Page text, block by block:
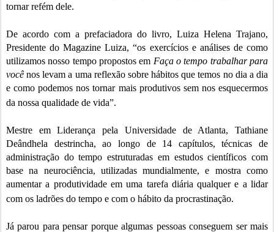
tornar refém dele.
De acordo com a prefaciadora do livro, Luiza Helena Trajano,
Presidente do Magazine Luiza, “os exercícios e análises de como
utilizamos nosso tempo propostos em Faça o tempo trabalhar para
você nos levam a uma reflexão sobre hábitos que temos no dia a dia
e como podemos nos tornar mais produtivos sem nos esquecermos
da nossa qualidade de vida”.
Mestre em Liderança pela Universidade de Atlanta, Tathiane
Deândhela destrincha, ao longo de 14 capítulos, técnicas de
administração do tempo estruturadas em estudos científicos com
base na neurociência, utilizadas mundialmente, e mostra como
aumentar a produtividade em uma tarefa diária qualquer e a lidar
com os ladrões do tempo e com o hábito da procrastinação.
Já parou para pensar porque algumas pessoas conseguem ser mais